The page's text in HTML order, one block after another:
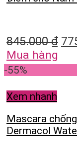
845.000₫
Mua hàng
-55%
Xem nhanh
Mascara
Dermacol